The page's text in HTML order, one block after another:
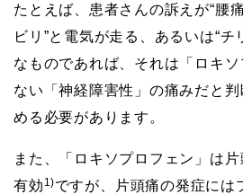
たとえば、患者さんの訴えが“腰
ビリ”と電気が走る、あるいは“チ
なものであれば、それは「ロキ
ない「神経障害性」の痛みだと
める必要があります。
また、「ロキソプロフェン」は
有効 1)ですが、片頭痛の発症には